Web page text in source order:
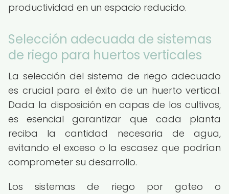
productividad en un espacio reducido.
Selección adecuada de sistemas
de riego para huertos verticales
La selección del sistema de riego adecuado
es crucial para el éxito de un huerto vertical.
Dada la disposición en capas de los cultivos,
es esencial garantizar que cada planta
reciba la cantidad necesaria de agua,
evitando el exceso o la escasez que podrían
comprometer su desarrollo.
Los sistemas de riego por goteo o